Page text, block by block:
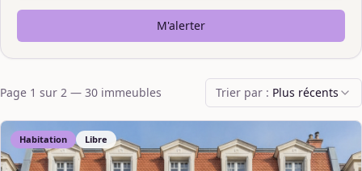
M'alerter
Page 1 sur 2 — 30 immeubles Trier par : Plus récents
Habitation Libre